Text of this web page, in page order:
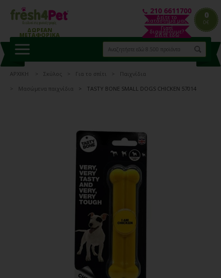
0
0€
ΔΩΡΕΑΝ
ΜΕΤΑΦΟΡΙΚΑ
Δείτε το
κατάστημα μας
Γιατί
διαφέρουμε?
Δείτε εδώ
210 6611700
ΑΡΧΙΚΗ Σκύλος Για το σπίτι
Παιχνίδια
Μασώμενα παιχνίδια
TASTY BONE SMALL DOGS CHICKEN 57014